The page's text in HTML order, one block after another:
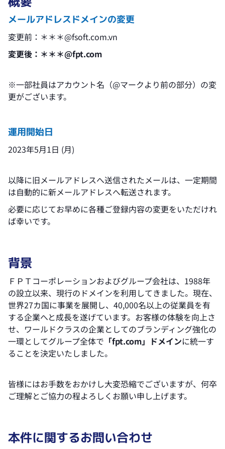
メールアドレスドメインの変更
変更前：＊＊＊@fsoft.com.vn
変更後：＊＊＊@fpt.com
※一部社員はアカウント名（@マークより前の部分）の変
更がございます。
運用開始日
2023年5月1日 (月)
以降に旧メールアドレスへ送信されたメールは、一定期間
は自動的に新メールアドレスへ転送されます。
必要に応じてお早めに各種ご登録内容の変更をいただけれ
ば幸いです。
背景
ＦＰＴコーポレーションおよびグループ会社は、1988年
の設立以来、現行のドメインを利用してきました。現在、
世界27カ国に事業を展開し、40,000名以上の従業員を有
する企業へと成長を遂げています。お客様の体験を向上さ
せ、ワールドクラスの企業としてのブランディング強化の
一環としてグループ全体で 「fpt.com」ドメインに統一す
ることを決定いたしました。
皆様にはお手数をおかけし大変恐縮でございますが、何卒
ご理解とご協力の程よろしくお願い申し上げます。
本件に関するお問い合わせ